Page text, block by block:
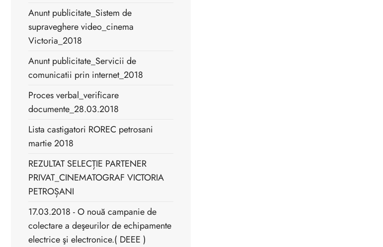
Anunt publicitate_Sistem de
supraveghere video_cinema
Victoria_2018
Anunt publicitate_Servicii de
comunicatii prin internet_2018
Proces verbal_verificare
documente_28.03.2018
Lista castigatori ROREC petrosani
martie 2018
REZULTAT SELECȚIE PARTENER
PRIVAT_CINEMATOGRAF VICTORIA
PETROȘANI
17.03.2018 - O nouă campanie de
colectare a deşeurilor de echipamente
electrice şi electronice.( DEEE )